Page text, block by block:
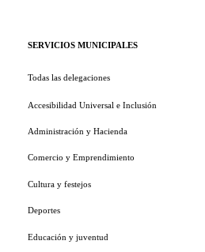
SERVICIOS MUNICIPALES
Todas las delegaciones
Accesibilidad Universal e Inclusión
Administración y Hacienda
Comercio y Emprendimiento
Cultura y festejos
Deportes
Educación y juventud